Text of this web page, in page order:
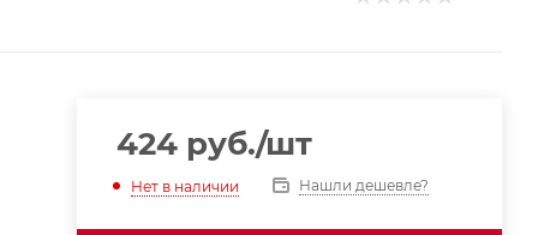
424руб./шт
Нет в наличии Нашли дешевле?